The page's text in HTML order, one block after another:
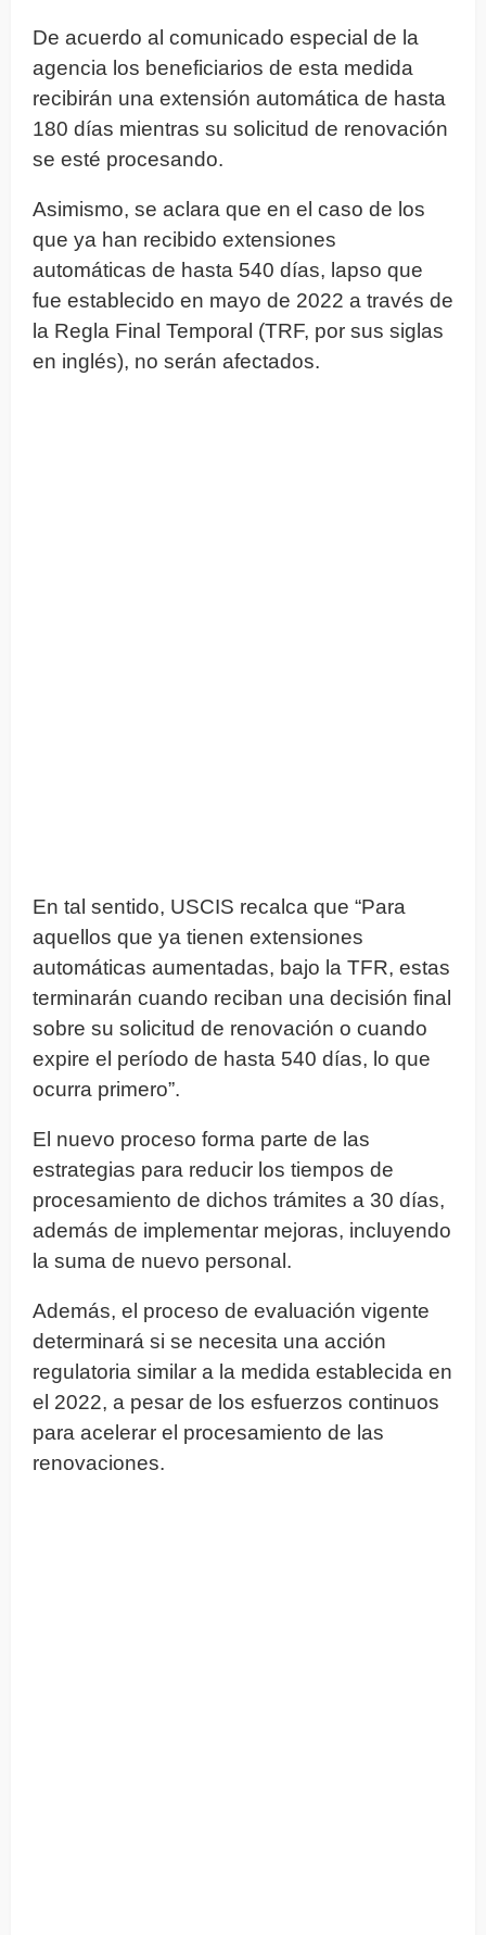
De acuerdo al comunicado especial de la
agencia los beneficiarios de esta medida
recibirán una extensión automática de hasta
180 días mientras su solicitud de renovación
se esté procesando.
Asimismo, se aclara que en el caso de los
que ya han recibido extensiones
automáticas de hasta 540 días, lapso que
fue establecido en mayo de 2022 a través de
la Regla Final Temporal (TRF, por sus siglas
en inglés), no serán afectados.
En tal sentido, USCIS recalca que “Para
aquellos que ya tienen extensiones
automáticas aumentadas, bajo la TFR, estas
terminarán cuando reciban una decisión final
sobre su solicitud de renovación o cuando
expire el período de hasta 540 días, lo que
ocurra primero”.
El nuevo proceso forma parte de las
estrategias para reducir los tiempos de
procesamiento de dichos trámites a 30 días,
además de implementar mejoras, incluyendo
la suma de nuevo personal.
Además, el proceso de evaluación vigente
determinará si se necesita una acción
regulatoria similar a la medida establecida en
el 2022, a pesar de los esfuerzos continuos
para acelerar el procesamiento de las
renovaciones.